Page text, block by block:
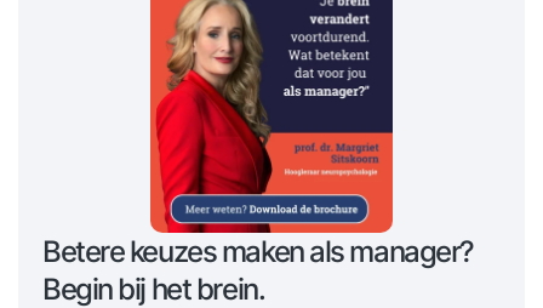
Betere keuzes maken als manager?
Begin bij het brein.